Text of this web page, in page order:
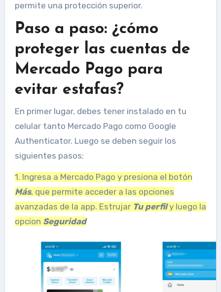
permite una protección superior.
Paso a paso: ¿cómo
proteger las cuentas de
Mercado Pago para
evitar estafas?
En primer lugar, debes tener instalado en tu
celular tanto Mercado Pago como Google
Authenticator. Luego se deben seguir los
siguientes pasos:
1. Ingresa a Mercado Pago y presiona el botón
Más, que permite acceder a las opciones
avanzadas de la app. Estrujar Tu perfily luego la
opcion Seguridad